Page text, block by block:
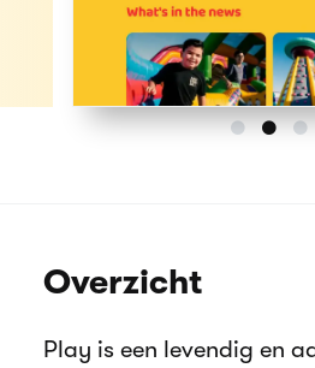
Overzicht
Play is een levendig en